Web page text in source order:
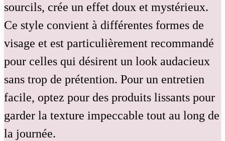
sourcils, crée un effet doux et mystérieux.
Ce style convient à différentes formes de
visage et est particulièrement recommandé
pour celles qui désirent un look audacieux
sans trop de prétention. Pour un entretien
facile, optez pour des produits lissants pour
garder la texture impeccable tout au long de
la journée.